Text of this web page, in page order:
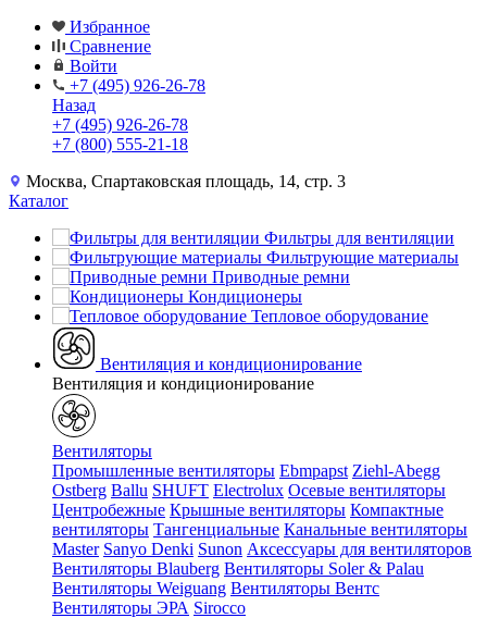
Избранное
Сравнение
Войти
+7 (495) 926-26-78
Назад
+7 (495) 926-26-78
+7 (800) 555-21-18
Москва, Спартаковская площадь, 14, стр. 3
Каталог
Фильтры для вентиляции
Фильтрующие материалы
Приводные ремни
Кондиционеры
Тепловое оборудование
Вентиляция и кондиционирование
Вентиляция и кондиционирование
Вентиляторы
Промышленные вентиляторы Ebmpapst Ziehl-Abegg
Ostberg Ballu SHUFT Electrolux Осевые вентиляторы
Центробежные Крышные вентиляторы Компактные
вентиляторы Тангенциальные Канальные вентиляторы
Master Sanyo Denki Sunon Аксессуары для вентиляторов
Вентиляторы Blauberg Вентиляторы Soler & Palau
Вентиляторы Weiguang Вентиляторы Вентс
Вентиляторы ЭРА Sirocco